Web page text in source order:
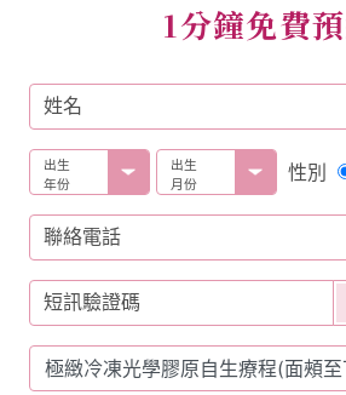
1分鐘免費
姓名
出生
年份
出生
月份
性別
聯絡電話
短訊驗證碼